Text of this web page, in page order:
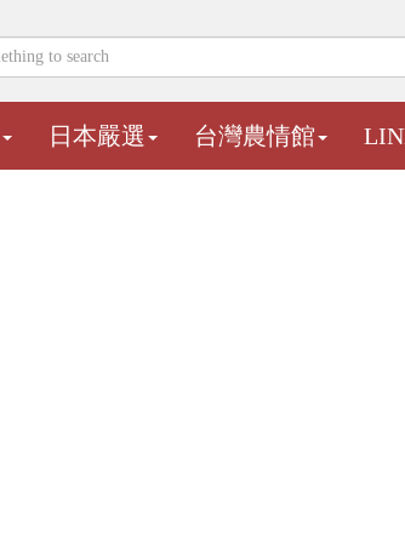
日本嚴選 台灣農情館